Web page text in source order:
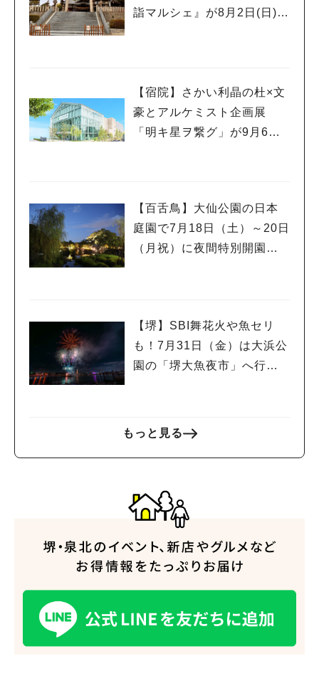
詣マルシェ』が8月2日(日)に
【宿院】さかい利晶の杜×文
豪とアルケミスト企画展
「明キ星ヲ繋グ」が9月6日
【百舌鳥】大仙公園の日本
庭園で7月18日（土）～20日
（月祝）に夜間特別開園！2
【堺】SBI舞花火や魚セリ
も！7月31日（金）は大浜公
園の「堺大魚夜市」へ行こ
もっと見る